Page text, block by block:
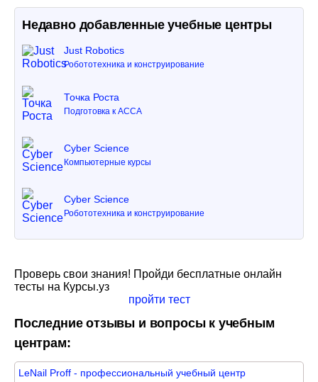
Недавно добавленные учебные центры
Just Robotics
Робототехника и конструирование
Точка Роста
Подготовка к ACCA
Cyber Science
Компьютерные курсы
Cyber Science
Робототехника и конструирование
Проверь свои знания! Пройди бесплатные онлайн
тесты на Курсы.уз
пройти тест
Последние отзывы и вопросы к учебным
центрам:
LeNail Proff - профессиональный учебный центр